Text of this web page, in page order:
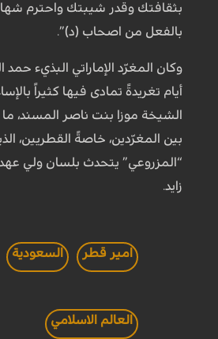
بثقافتك وقدر شيبتك واحترم
بالفعل من اصحاب (د)”.
وكان المغرّد الإماراتي البذيء
أيام تغريدةً تمادى فيها كثيراً
الشيخة موزا بنت ناصر المسند،
بين المغرّدين، خاصةً القطريين،
“المزروعي” يتحدث بلسان ولي
زايد.
امير قطر السعودية
العالم الاسلامي